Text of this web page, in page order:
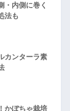
・内側に巻く
法も
カンターラ素
かぼちゃ栽培